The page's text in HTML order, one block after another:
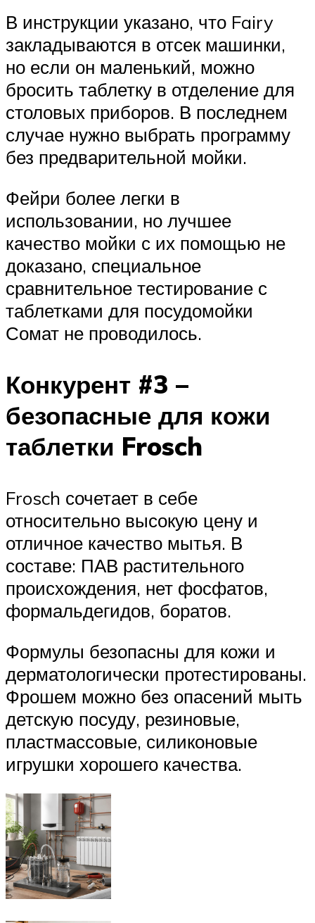
В инструкции указано, что Fairy
закладываются в отсек машинки,
но если он маленький, можно
бросить таблетку в отделение для
столовых приборов. В последнем
случае нужно выбрать программу
без предварительной мойки.
Фейри более легки в
использовании, но лучшее
качество мойки с их помощью не
доказано, специальное
сравнительное тестирование с
таблетками для посудомойки
Сомат не проводилось.
Конкурент #3 –
безопасные для кожи
таблетки Frosch
Frosch сочетает в себе
относительно высокую цену и
отличное качество мытья. В
составе: ПАВ растительного
происхождения, нет фосфатов,
формальдегидов, боратов.
Формулы безопасны для кожи и
дерматологически протестированы.
Фрошем можно без опасений мыть
детскую посуду, резиновые,
пластмассовые, силиконовые
игрушки хорошего качества.